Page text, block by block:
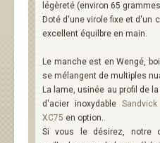
légèreté (environ 65
Doté d'une virole fixe et d'un
excellent équilbre en main.
Le manche est en Wengé,
se mélangent de multiples
La lame, usinée au profil de
d'acier inoxydable
XC75 en option.
Si vous le désirez, notre